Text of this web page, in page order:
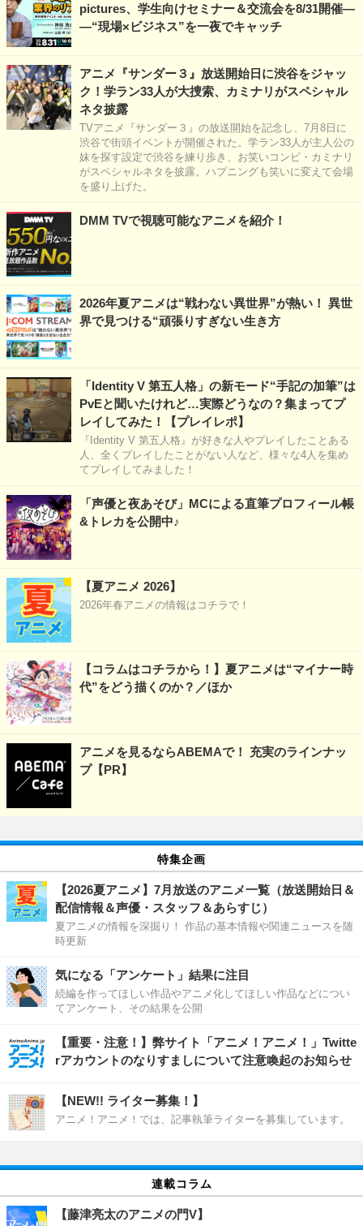
pictures、学生向けセミナー＆交流会を8/31開催―
―“現場×ビジネス”を一夜でキャッチ
アニメ『サンダー３』放送開始日に渋谷をジャッ
ク！学ラン33人が大捜索、カミナリがスペシャル
ネタ披露
TVアニメ『サンダー３』の放送開始を記念し、7月8日に
渋谷で街頭イベントが開催された。学ラン33人が主人公の
妹を探す設定で渋谷を練り歩き、お笑いコンビ・カミナリ
がスペシャルネタを披露。ハプニングも笑いに変えて会場
を盛り上げた。
DMM TVで視聴可能なアニメを紹介！
2026年夏アニメは“戦わない異世界”が熱い！ 異世
界で見つける“頑張りすぎない生き方
「Identity V 第五人格」の新モード“手記の加筆”は
PvEと聞いたけれど…実際どうなの？集まってプ
レイしてみた！【プレイレポ】
『Identity V 第五人格』が好きな人やプレイしたことある
人、全くプレイしたことがない人など、様々な4人を集め
てプレイしてみました！
「声優と夜あそび」MCによる直筆プロフィール帳
&トレカを公開中♪
【夏アニメ 2026】
2026年春アニメの情報はコチラで！
【コラムはコチラから！】夏アニメは“マイナー時
代”をどう描くのか？／ほか
アニメを見るならABEMAで！ 充実のラインナッ
プ【PR】
特集企画
【2026夏アニメ】7月放送のアニメ一覧（放送開始日＆
配信情報＆声優・スタッフ＆あらすじ）
夏アニメの情報を深掘り！ 作品の基本情報や関連ニュースを随
時更新
気になる「アンケート」結果に注目
続編を作ってほしい作品やアニメ化してほしい作品などについ
てアンケート、その結果を公開
【重要・注意！】弊サイト「アニメ！アニメ！」Twitte
rアカウントのなりすましについて注意喚起のお知らせ
【NEW!! ライター募集！】
アニメ！アニメ！では、記事執筆ライターを募集しています。
連載コラム
【藤津亮太のアニメの門V】